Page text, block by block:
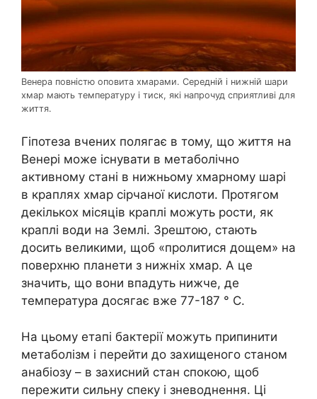
Венера повністю оповита хмарами. Середній і нижній шари
хмар мають температуру і тиск, які напрочуд сприятливі для
життя.
Гіпотеза вчених полягає в тому, що життя на
Венері може існувати в метаболічно
активному стані в нижньому хмарному шарі
в краплях хмар сірчаної кислоти. Протягом
декількох місяців краплі можуть рости, як
краплі води на Землі. Зрештою, стають
досить великими, щоб «пролитися дощем» на
поверхню планети з нижніх хмар. А це
значить, що вони впадуть нижче, де
температура досягає вже 77-187 ° С.
На цьому етапі бактерії можуть припинити
метаболізм і перейти до захищеного станом
анабіозу – в захисний стан спокою, щоб
пережити сильну спеку і зневоднення. Ці